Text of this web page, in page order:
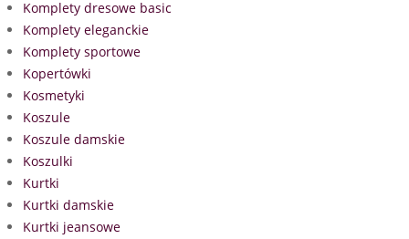
Komplety dresowe basic
Komplety eleganckie
Komplety sportowe
Kopertówki
Kosmetyki
Koszule
Koszule damskie
Koszulki
Kurtki
Kurtki damskie
Kurtki jeansowe